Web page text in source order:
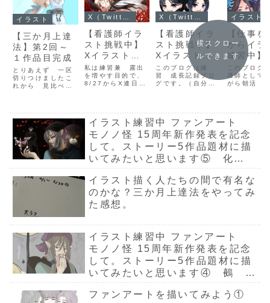
イラスト
【三か月上達
法】第2回～
１作品目完成
とりあえず 一区
切りつけましたこ
れから 見比べ
ないというか か
け離れている所は
たくさんあってま
だまだだな～と２
回目なのに実感し
ていますやっぱり
彩 完成わたし
が ...
【看護師イラ
スト挑戦中】
Xイラスト連
日投稿。2巡
目まとめ
（1週目１
投稿大変だっ
たけど、継続
してみて起こ
った変化
私は練習兼 露出
を増やす目的で、
8/27からX連日投
を書いている現在
12/8も、イラスト
は描き続けていま
す今回は、X連続
投稿が2か月継続
できたのでその経
いますち...
【看護師イラ
スト挑戦中】
Xイラスト連
日投稿。4週
目のまとめ。
二次創作イラ
みました9/17
～9/23
このブログは練
習 成長記録ブロ
グです。（自分の
描きの悪戦苦闘の
日々をゆるーい気
持ちで見ていって
下さいX連続投稿
私は練習兼 露出
を増やす目的で、
稿をしています...
イラスト
【仕事
がらイラ
練習中】
間で2作
描くを実
中。好き
い!ファ
ト魔導
暁星塵と
嵐 四季
わせて遊
景描いて
た。春編
ャラクタ
このブロ
護師として
がら朝活
す。継続す
で 初心者
が 上達し
過程をリア
ムで見てい
たら良いな
4/23～4/
横スクロー
ルできます
イラスト練習中 ファンアート
モノノ怪 15周年新作発表を記念
して。ストーリー5作品題材に描
いてみたいと思います⑤ 化
イラスト描く人たちの間で有名な
のかな？三か月上達法をやってみ
た感想。
イラスト練習中 ファンアート
モノノ怪 15周年新作発表を記念
して。ストーリー5作品題材に描
いてみたいと思います④ 鵺 1
ファンアートを描いてみよう①